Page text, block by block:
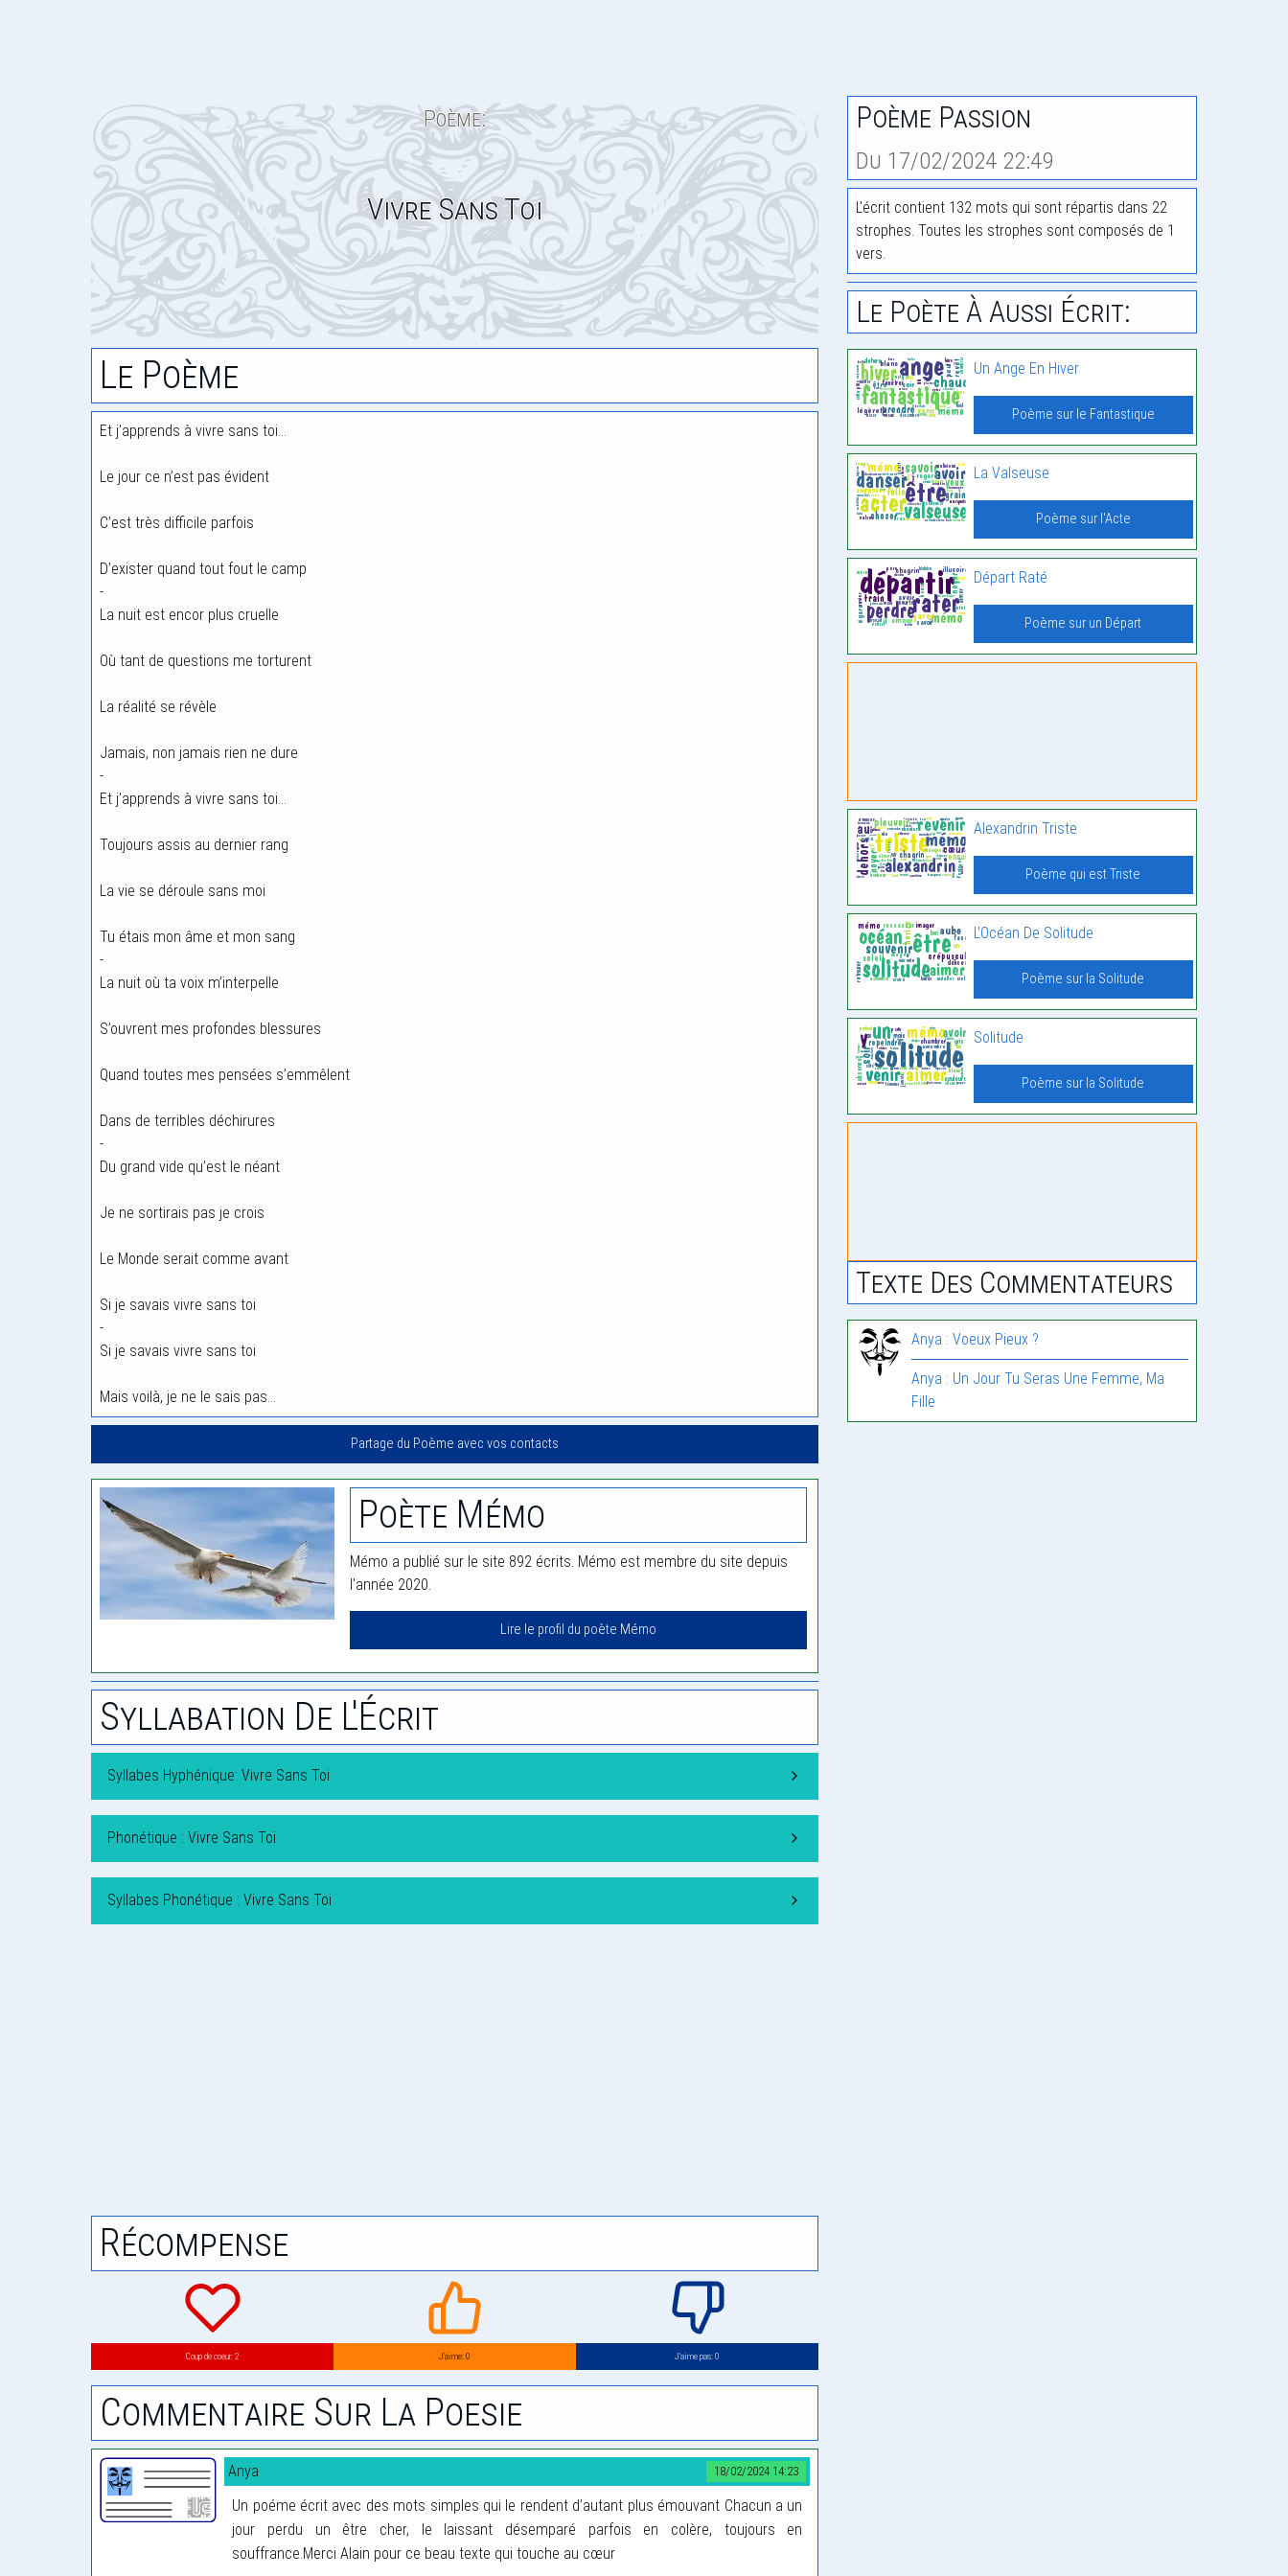
Poème:
Vivre Sans Toi
Le Poème
Et j’apprends à vivre sans toi…
Le jour ce n’est pas évident
C’est très difficile parfois
D’exister quand tout fout le camp
-
La nuit est encor plus cruelle
Où tant de questions me torturent
La réalité se révèle
Jamais, non jamais rien ne dure
-
Et j’apprends à vivre sans toi…
Toujours assis au dernier rang
La vie se déroule sans moi
Tu étais mon âme et mon sang
-
La nuit où ta voix m’interpelle
S’ouvrent mes profondes blessures
Quand toutes mes pensées s’emmêlent
Dans de terribles déchirures
-
Du grand vide qu’est le néant
Je ne sortirais pas je crois
Le Monde serait comme avant
Si je savais vivre sans toi
-
Si je savais vivre sans toi
Mais voilà, je ne le sais pas…
Partage du Poème avec vos contacts
Poète Mémo
Mémo a publié sur le site 892 écrits. Mémo est membre du site depuis
l'année 2020.
Lire le profil du poète Mémo
Syllabation De L'Écrit
Syllabes Hyphénique: Vivre Sans Toi
Phonétique : Vivre Sans Toi
Syllabes Phonétique : Vivre Sans Toi
Récompense
Coup de coeur: 2 J’aime: 0 J’aime pas: 0
Commentaire Sur La Poesie
18/02/2024 14:23
Anya
Un poéme écrit avec des mots simples qui le rendent d’autant plus émouvant Chacun a un
jour perdu un être cher, le laissant désemparé parfois en colère, toujours en
souffrance.Merci Alain pour ce beau texte qui touche au cœur
Poème Passion
Du 17/02/2024 22:49
L'écrit contient 132 mots qui sont répartis dans 22
strophes. Toutes les strophes sont composés de 1
vers.
Le Poète À Aussi Écrit:
Un Ange En Hiver
Poème sur le Fantastique
La Valseuse
Poème sur l'Acte
Départ Raté
Poème sur un Départ
Alexandrin Triste
Poème qui est Triste
L’Océan De Solitude
Poème sur la Solitude
Solitude
Poème sur la Solitude
Texte Des Commentateurs
Anya : Voeux Pieux ?
Anya : Un Jour Tu Seras Une Femme, Ma
Fille